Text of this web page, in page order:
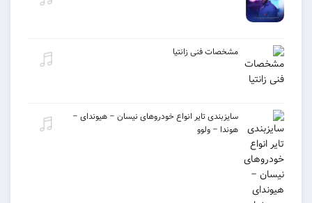
مشخصات فنی زانتیا
سایزبندی تایر انواع خودروهای نیسان – هیوندای –
هوندا – ولوو